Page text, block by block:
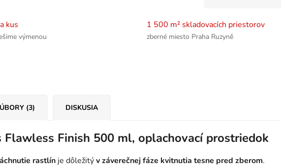
kus
výmenou
1 500 m² skladovacích priestorov
zberné miesto Praha Ruzyně
(3) DISKUSIA
Finish 500 ml, oplachovací prostriedok
rastlín je dôležitýv záverečnej fáze kvitnutia tesne pred zberom.